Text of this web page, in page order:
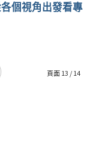
個視角出發看專
頁面 13 / 14